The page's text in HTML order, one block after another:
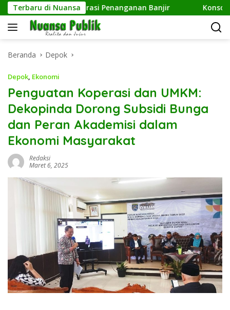
Langsung
ke
konten
Terbaru di Nuansa
Aspirasi Penanganan Banjir Konsolidasi
Beranda Depok
Depok, Ekonomi
Penguatan Koperasi dan UMKM:
Dekopinda Dorong Subsidi Bunga
dan Peran Akademisi dalam
Ekonomi Masyarakat
Redaksi
Maret 6, 2025